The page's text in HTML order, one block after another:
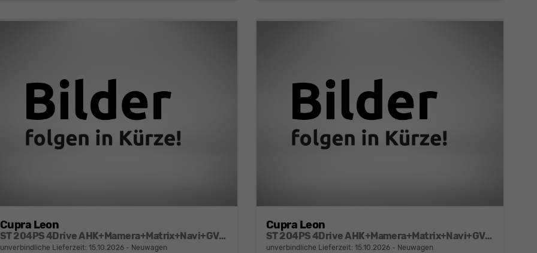
Cupra Leon
ST 204PS 4Drive AHK+Mamera+Matrix+Navi+GV4+Kessy+Parklenk+Alarm
unverbindliche Lieferzeit: 15.10.2026 Neuwagen
Cupra Leon
ST 204PS 4Drive AHK+Mamera+Matrix+Navi+GV4+Kessy+Parklenk+Alarm
unverbindliche Lieferzeit: 15.10.2026 Neuwagen